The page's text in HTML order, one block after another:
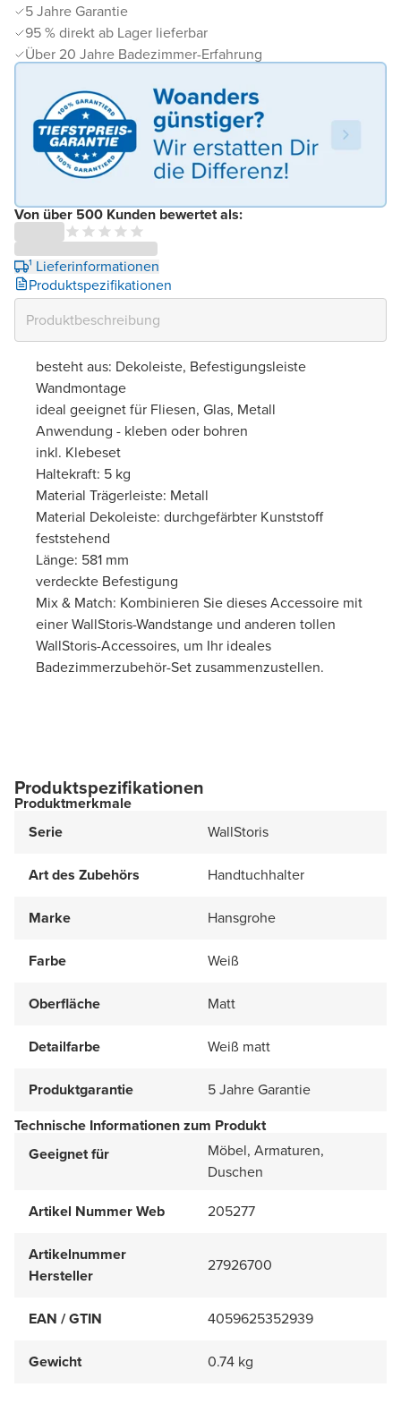
5 Jahre Garantie
95 % direkt ab Lager lieferbar
Über 20 Jahre Badezimmer-Erfahrung
Von über 500 Kunden bewertet als:
¹ Lieferinformationen
Produktspezifikationen
besteht aus: Dekoleiste, Befestigungsleiste
Wandmontage
ideal geeignet für Fliesen, Glas, Metall
Anwendung - kleben oder bohren
inkl. Klebeset
Haltekraft: 5 kg
Material Trägerleiste: Metall
Material Dekoleiste: durchgefärbter Kunststoff
feststehend
Länge: 581 mm
verdeckte Befestigung
Mix & Match: Kombinieren Sie dieses Accessoire mit
einer WallStoris-Wandstange und anderen tollen
WallStoris-Accessoires, um Ihr ideales
Badezimmerzubehör-Set zusammenzustellen.
Produktspezifikationen
Produktmerkmale
Serie
WallStoris
Art des Zubehörs Handtuchhalter
Marke Hansgrohe
Farbe Weiß
Oberfläche Matt
Detailfarbe Weiß matt
Produktgarantie
5 Jahre Garantie
Technische Informationen zum Produkt
Geeignet für
Möbel, Armaturen,
Duschen
Artikel Nummer Web
205277
Artikelnummer
Hersteller
27926700
EAN / GTIN 4059625352939
Gewicht 0.74 kg